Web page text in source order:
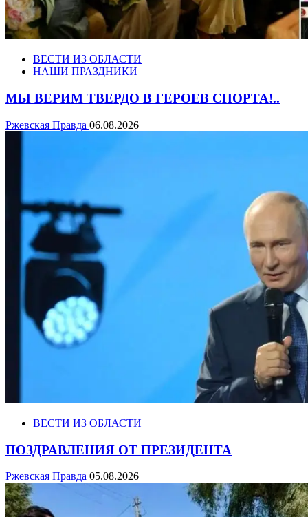
ВЕСТИ ИЗ ОБЛАСТИ
НАШИ ПРАЗДНИКИ
МЫ ВЕРИМ ТВЕРДО В ГЕРОЕВ СПОРТА!..
Ржевская Правда 06.08.2026
ВЕСТИ ИЗ ОБЛАСТИ
ПОЗДРАВЛЕНИЯ ОТ ПРЕЗИДЕНТА
Ржевская Правда 05.08.2026